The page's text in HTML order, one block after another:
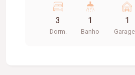
planejados; Área de serviço;
Diferenciais: Piso em
Acesso por escadas; Aceita
3
Dorm.
1
Banho
1